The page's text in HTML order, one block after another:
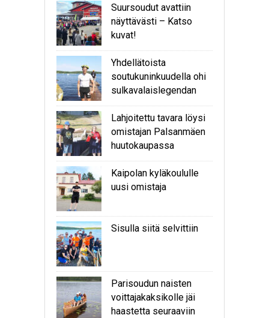
Suursoudut avattiin
näyttävästi – Katso
kuvat!
Yhdellätoista
soutukuninkuudella ohi
sulkavalaislegendan
Lahjoitettu tavara löysi
omistajan Palsanmäen
huutokaupassa
Kaipolan kyläkoululle
uusi omistaja
Sisulla siitä selvittiin
Parisoudun naisten
voittajakaksikolle jäi
haastetta seuraaviin